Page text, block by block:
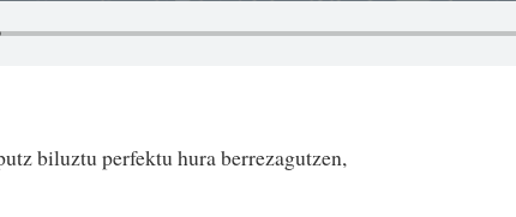
biluztu perfektu hura berrezagutzen,